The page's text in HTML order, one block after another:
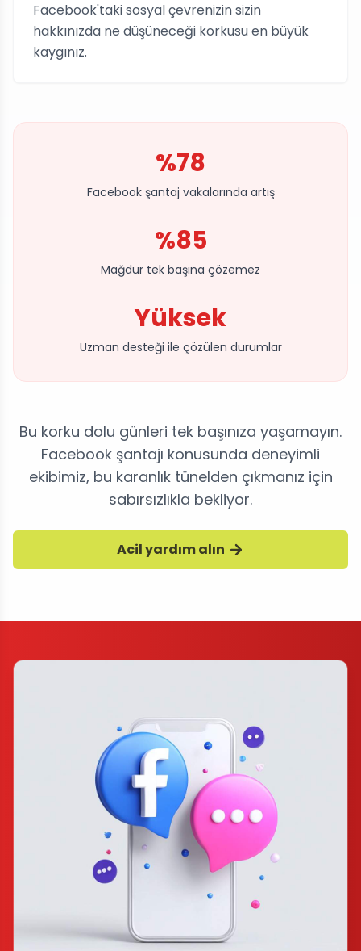
Facebook'taki sosyal çevrenizin sizin
hakkınızda ne düşüneceği korkusu en büyük
kaygınız.
%78
Facebook şantaj vakalarında artış
%85
Mağdur tek başına çözemez
Yüksek
Uzman desteği ile çözülen durumlar
Bu korku dolu günleri tek başınıza yaşamayın.
Facebook şantajı konusunda deneyimli
ekibimiz, bu karanlık tünelden çıkmanız için
sabırsızlıkla bekliyor.
Acil yardım alın